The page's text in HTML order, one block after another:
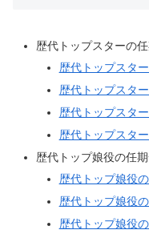
歴代トップスターの
歴代トップスタ
歴代トップスタ
歴代トップスタ
歴代トップスタ
歴代トップ娘役の任
歴代トップ娘役
歴代トップ娘役
歴代トップ娘役